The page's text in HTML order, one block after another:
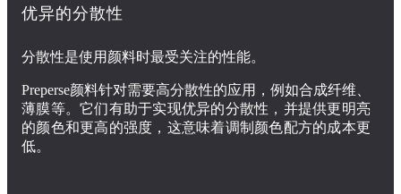
优异的分散性
分散性是使用颜料时最受关注的性能。
Preperse颜料针对需要高分散性的应用，例如合成纤维、
薄膜等。它们有助于实现优异的分散性，并提供更明亮
的颜色和更高的强度，这意味着调制颜色配方的成本更
低。